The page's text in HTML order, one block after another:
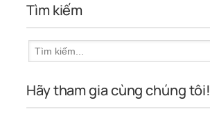
Tìm kiếm
Hãy tham gia cùng chúng tôi!